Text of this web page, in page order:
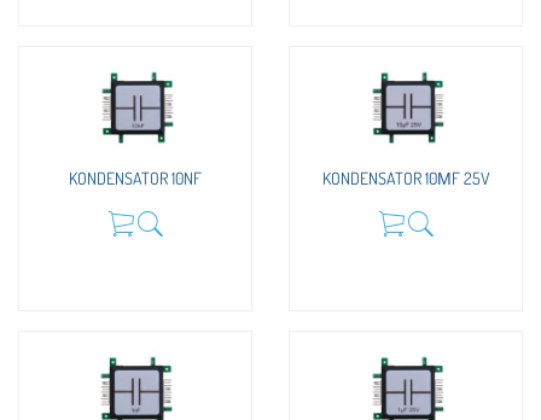
KONDENSATOR 10NF KONDENSATOR 10ΜF 25V